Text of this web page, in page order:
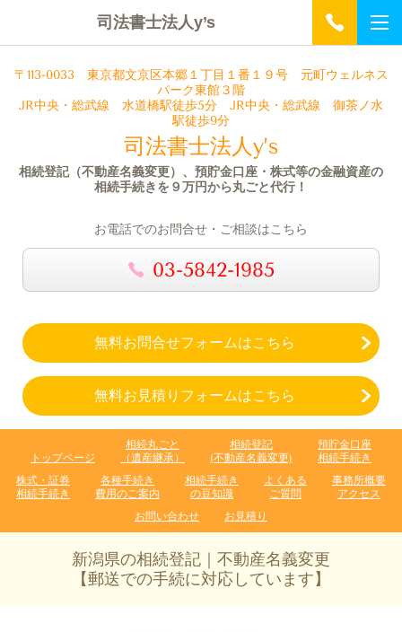
司法書士法人y’s
〒113-0033 東京都文京区本郷１丁目１番１９号 元町ウェルネス
パーク東館３階
JR中央・総武線 水道橋駅徒歩5分 JR中央・総武線 御茶ノ水
駅徒歩9分
司法書士法人y’s
相続登記（不動産名義変更）、預貯金口座・株式等の金融資産の
相続手続きを９万円から丸ごと代行！
お電話でのお問合せ・ご相談はこちら
03-5842-1985
無料お問合せフォームはこちら
無料お見積りフォームはこちら
トップページ
相続丸ごと
（遺産継承）
相続登記
(不動産名義変更)
預貯金口座
相続手続き
株式・証券
相続手続き
各種手続き
費用のご案内
相続手続き
の豆知識
よくある
ご質問
事務所概要
アクセス
お問い合わせ
お見積り
新潟県の相続登記｜不動産名義変更
【郵送での手続に対応しています】